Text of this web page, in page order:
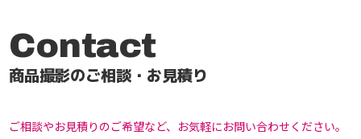
Contact
商品撮影のご相談・お見積り
ご相談やお見積りのご希望など、お気軽にお問い合わせください。